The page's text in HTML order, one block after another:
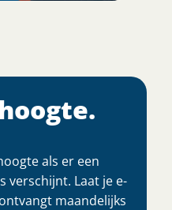
als er een
verschijnt. Laat je e-
maandelijks